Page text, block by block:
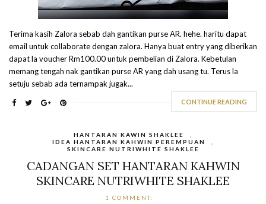
Terima kasih Zalora sebab dah gantikan purse AR. hehe. haritu dapat
email untuk collaborate dengan zalora. Hanya buat entry yang diberikan
dapat la voucher Rm100.00 untuk pembelian di Zalora. Kebetulan
memang tengah nak gantikan purse AR yang dah usang tu. Terus la
setuju sebab ada ternampak jugak...
CONTINUE READING
HANTARAN KAWIN SHAKLEE
IDEA HANTARAN KAHWIN PEREMPUAN
SKINCARE NUTRIWHITE SHAKLEE
CADANGAN SET HANTARAN KAHWIN
SKINCARE NUTRIWHITE SHAKLEE
1 COMMENT: